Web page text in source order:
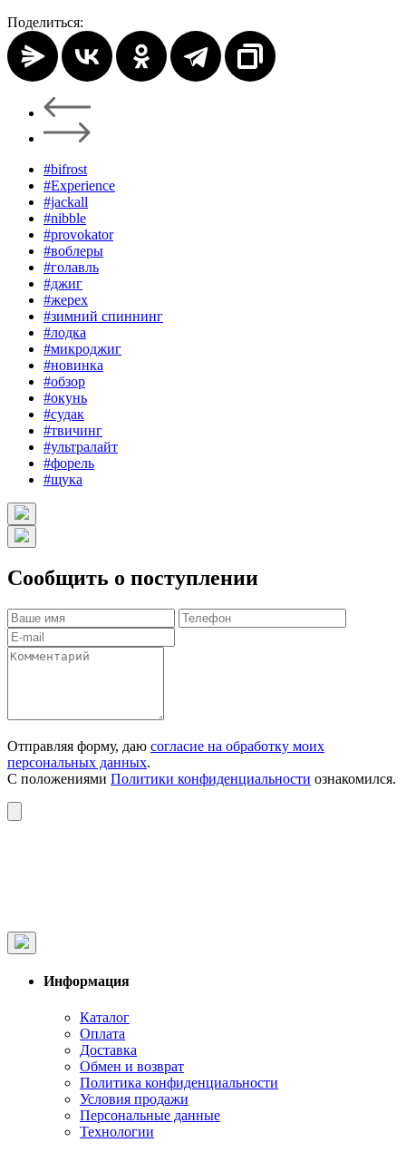
Поделиться:
#bifrost
#Experience
#jackall
#nibble
#provokator
#воблеры
#голавль
#джиг
#жерех
#зимний спиннинг
#лодка
#микроджиг
#новинка
#обзор
#окунь
#судак
#твичинг
#ультралайт
#форель
#щука
Сообщить о поступлении
Отправляя форму, даю согласие на обработку моих
персональных данных.
С положениями Политики конфиденциальности ознакомился.
Информация
Каталог
Оплата
Доставка
Обмен и возврат
Политика конфиденциальности
Условия продажи
Персональные данные
Технологии